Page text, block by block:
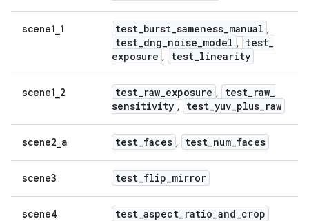
scene1_1 test_burst_sameness_manual ,
test_dng_noise_model , test_
exposure , test_linearity
scene1_2 test_raw_exposure , test_raw_
sensitivity , test_yuv_plus_raw
scene2_a test_faces , test_num_faces
scene3 test_flip_mirror
scene4 test_aspect_ratio_and_crop